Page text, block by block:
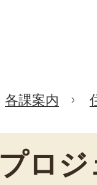
各課案内
ロ